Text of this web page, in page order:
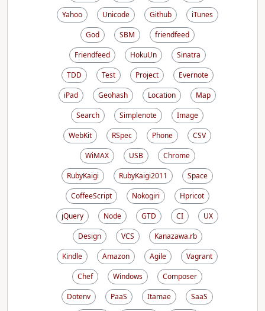
Yahoo
Unicode Github
iTunes
God
SBM
friendfeed
Friendfeed
HokuUn
Sinatra
TDD
Test Project
Evernote
iPad
Geohash Location
Map
Search
Simplenote
Image
WebKit
RSpec Phone
CSV
WiMAX
USB
Chrome
RubyKaigi
RubyKaigi2011
Space
CoffeeScript
Nokogiri
Hpricot
jQuery
Node GTD CI
UX
Design
VCS
Kanazawa.rb
Kindle
Amazon Agile
Vagrant
Chef
Windows
Composer
Dotenv
PaaS Itamae
SaaS